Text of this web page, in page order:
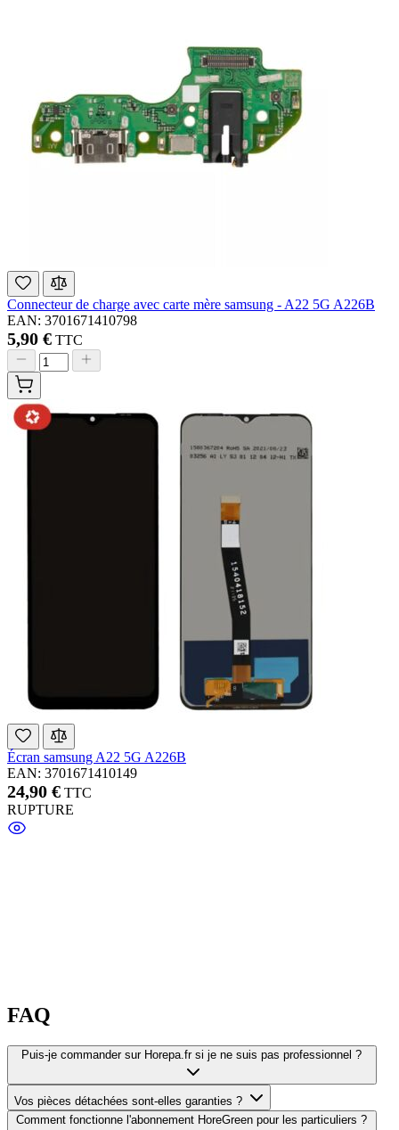
Connecteur de charge avec carte mère samsung - A22 5G A226B
EAN: 3701671410798
5,90 € TTC
Écran samsung A22 5G A226B
EAN: 3701671410149
24,90 € TTC
RUPTURE
FAQ
Puis-je commander sur Horepa.fr si je ne suis pas professionnel ?
Vos pièces détachées sont-elles garanties ?
Comment fonctionne l'abonnement HoreGreen pour les particuliers ?